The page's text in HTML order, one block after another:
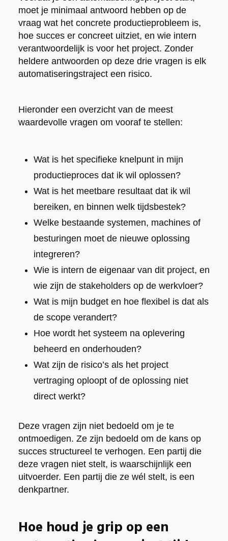
moet je minimaal antwoord hebben op de
vraag wat het concrete productieprobleem is,
hoe succes er concreet uitziet, en wie intern
verantwoordelijk is voor het project. Zonder
heldere antwoorden op deze drie vragen is elk
automatiseringstraject een risico.
Hieronder een overzicht van de meest
waardevolle vragen om vooraf te stellen:
Wat is het specifieke knelpunt in mijn
productieproces dat ik wil oplossen?
Wat is het meetbare resultaat dat ik wil
bereiken, en binnen welk tijdsbestek?
Welke bestaande systemen, machines of
besturingen moet de nieuwe oplossing
integreren?
Wie is intern de eigenaar van dit project, en
wie zijn de stakeholders op de werkvloer?
Wat is mijn budget en hoe flexibel is dat als
de scope verandert?
Hoe wordt het systeem na oplevering
beheerd en onderhouden?
Wat zijn de risico’s als het project
vertraging oploopt of de oplossing niet
direct werkt?
Deze vragen zijn niet bedoeld om je te
ontmoedigen. Ze zijn bedoeld om de kans op
succes structureel te verhogen. Een partij die
deze vragen niet stelt, is waarschijnlijk een
uitvoerder. Een partij die ze wél stelt, is een
denkpartner.
Hoe houd je grip op een